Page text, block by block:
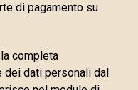
di pagamento su
completa
dei dati personali dal